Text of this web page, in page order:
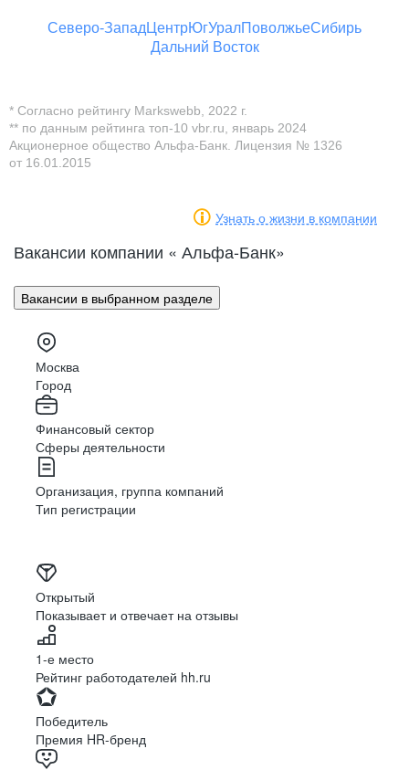
Северо-Запад ЦентрЮгУралПоволжьеСибирь
Дальний Восток
* Согласно рейтингу Markswebb, 2022 г.
** по данным рейтинга топ-10 vbr.ru, январь 2024
Акционерное общество Альфа-Банк. Лицензия № 1326
от 16.01.2015
Узнать о жизни в компании
Вакансии компании « Альфа-Банк»
Вакансии в выбранном разделе
Москва
Город
Финансовый сектор
Сферы деятельности
Организация, группа компаний
Тип регистрации
Открытый
Показывает и отвечает на отзывы
1-е место
Рейтинг работодателей hh.ru
Победитель
Премия HR-бренд